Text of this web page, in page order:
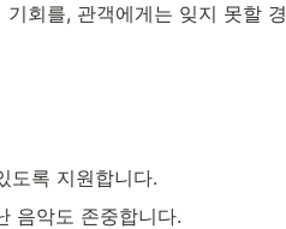
회를, 관객에게는 잊지 못할 경
도록 지원합니다.
음악도 존중합니다.